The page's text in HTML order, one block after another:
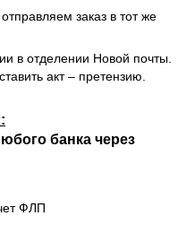
заказ в тот же
в отделении Новой почты.
акт – претензию.
банка через
ФЛП